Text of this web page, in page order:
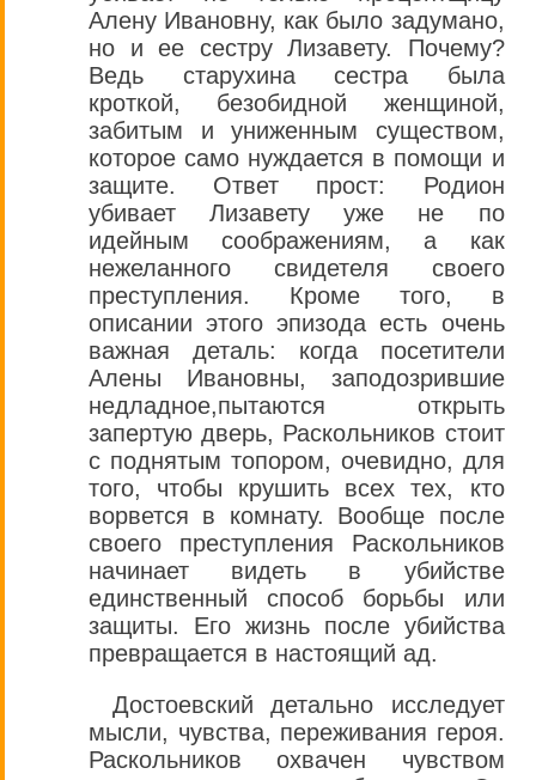
Алену Ивановну, как было задумано,
но и ее сестру Лизавету. Почему?
Ведь старухина сестра была
кроткой, безобидной женщиной,
забитым и униженным существом,
которое само нуждается в помощи и
защите. Ответ прост: Родион
убивает Лизавету уже не по
идейным соображениям, а как
нежеланного свидетеля своего
преступления. Кроме того, в
описании этого эпизода есть очень
важная деталь: когда посетители
Алены Ивановны, заподозрившие
недладное,пытаются открыть
запертую дверь, Раскольников стоит
с поднятым топором, очевидно, для
того, чтобы крушить всех тех, кто
ворвется в комнату. Вообще после
своего преступления Раскольников
начинает видеть в убийстве
единственный способ борьбы или
защиты. Его жизнь после убийства
превращается в настоящий ад.
Достоевский детально исследует
мысли, чувства, переживания героя.
Раскольников охвачен чувством